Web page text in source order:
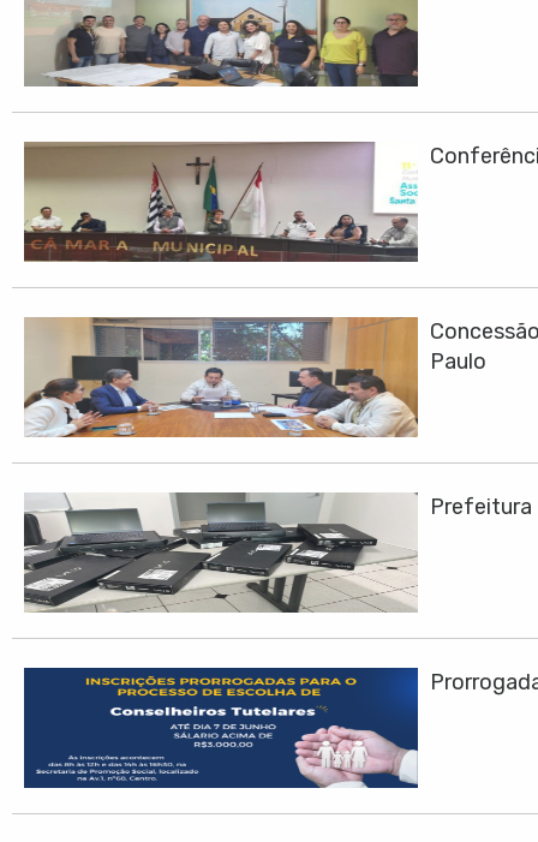
Paulo
Prefeitura